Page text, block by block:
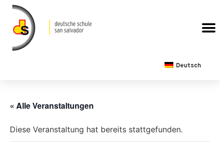
Deutsch
« Alle Veranstaltungen
Diese Veranstaltung hat bereits stattgefunden.